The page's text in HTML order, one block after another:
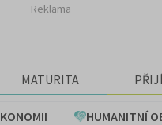
Reklama
MATURITA
HUMANITNÍ